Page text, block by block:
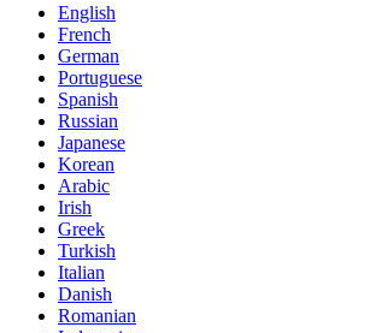
English
French
German
Portuguese
Spanish
Russian
Japanese
Korean
Arabic
Irish
Greek
Turkish
Italian
Danish
Romanian